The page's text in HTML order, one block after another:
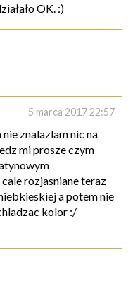
OK. :)
5 marca 2017 22:57
znalazlam nic na
mi prosze czym
rozjasniane teraz
a potem nie
kolor :/